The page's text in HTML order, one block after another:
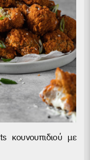
κουνουπιδιού με